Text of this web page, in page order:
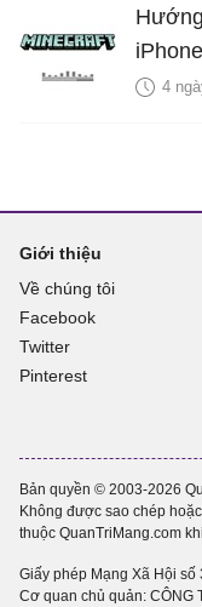
iPhone
4
Giới thiệu
Về chúng tôi
Facebook
Twitter
Pinterest
Bản quyền © 2003-2026
Không được sao chép
thuộc QuanTriMang.com
Giấy phép Mạng Xã Hội số
Cơ quan chủ quản: CÔNG